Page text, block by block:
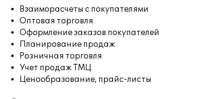
Взаиморасчеты с покупателями
Оптовая торговля
Оформление заказов покупателей
Планирование продаж
Розничная торговля
Учет продаж ТМЦ
Ценообразование, прайс-листы